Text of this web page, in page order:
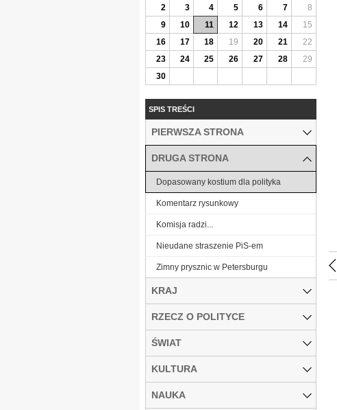
2
3 4 5 6 7
8
9
10 11 12 13 14
15
16
17 18 19 20 21
22
23
24 25 26 27 28
29
30
SPIS TREŚCI
PIERWSZA STRONA
DRUGA STRONA
Dopasowany kostium dla polityka
Komentarz rysunkowy
Komisja radzi...
Nieudane straszenie PiS-em
Zimny prysznic w Petersburgu
KRAJ
RZECZ O POLITYCE
ŚWIAT
KULTURA
NAUKA